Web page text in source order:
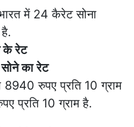
में 20 के रेट सोना
में 22 कैरेट सोना
Today gold price